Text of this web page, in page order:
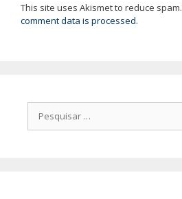
This site uses Akismet to reduce spam.
comment data is processed.
Pesquisar
por: